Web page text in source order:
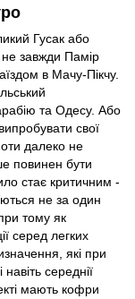
Гусак або
завжди Памір
в Мачу-Пікчу.
та Одесу. Або
свої
далеко не
повинен бути
стає критичним -
не за один
тому як
серед легких
які при
навіть середнії
мають кофри